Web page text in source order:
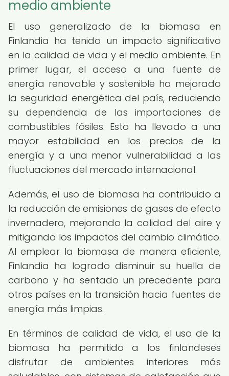
medio ambiente
El uso generalizado de la biomasa en
Finlandia ha tenido un impacto significativo
en la calidad de vida y el medio ambiente. En
primer lugar, el acceso a una fuente de
energía renovable y sostenible ha mejorado
la seguridad energética del país, reduciendo
su dependencia de las importaciones de
combustibles fósiles. Esto ha llevado a una
mayor estabilidad en los precios de la
energía y a una menor vulnerabilidad a las
fluctuaciones del mercado internacional.
Además, el uso de biomasa ha contribuido a
la reducción de emisiones de gases de efecto
invernadero, mejorando la calidad del aire y
mitigando los impactos del cambio climático.
Al emplear la biomasa de manera eficiente,
Finlandia ha logrado disminuir su huella de
carbono y ha sentado un precedente para
otros países en la transición hacia fuentes de
energía más limpias.
En términos de calidad de vida, el uso de la
biomasa ha permitido a los finlandeses
disfrutar de ambientes interiores más